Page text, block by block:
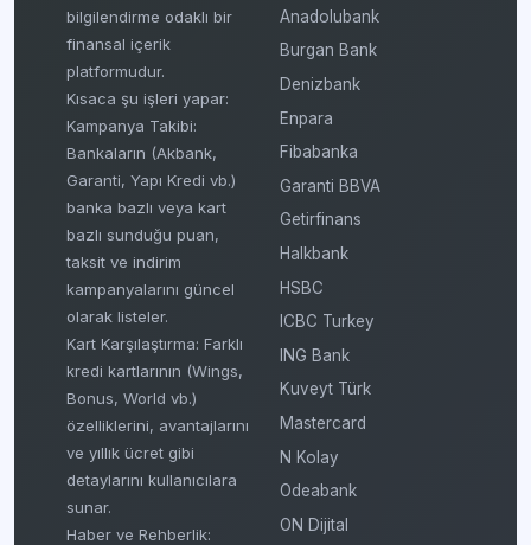
bilgilendirme odaklı bir
finansal içerik
platformudur.
Kısaca şu işleri yapar:
Kampanya Takibi:
Bankaların (Akbank,
Garanti, Yapı Kredi vb.)
banka bazlı veya kart
bazlı sunduğu puan,
taksit ve indirim
kampanyalarını güncel
olarak listeler.
Kart Karşılaştırma: Farklı
kredi kartlarının (Wings,
Bonus, World vb.)
özelliklerini, avantajlarını
ve yıllık ücret gibi
detaylarını kullanıcılara
sunar.
Haber ve Rehberlik:
Anadolubank
Burgan Bank
Denizbank
Enpara
Fibabanka
Garanti BBVA
Getirfinans
Halkbank
HSBC
ICBC Turkey
ING Bank
Kuveyt Türk
Mastercard
N Kolay
Odeabank
ON Dijital